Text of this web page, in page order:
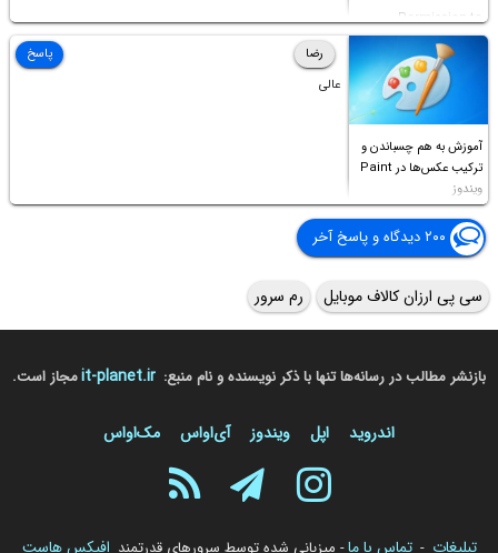
Permission to
Access this folder
آموزش به هم چسباندن و
ترکیب عکس‌ها در Paint
ویندوز
رضا
عالی
پاسخ
۲۰۰ دیدگاه و پاسخ آخر
سی پی ارزان کالاف موبایل رم سرور
بازنشر مطالب در رسانه‌ها تنها با ذکر نویسنده و نام منبع: it-planet.irمجاز است.
اندروید اپل ویندوز آی‌او‌اس مک‌او‌اس
تبلیغات - تماس با ما- میزبانی شده توسط سرورهای قدرتمند افیکس هاست